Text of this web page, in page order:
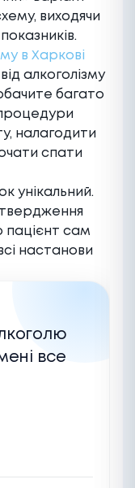
виходячи
в Харкові
алкоголізму
багато
налагодити
спати
унікальний.
сам
настанови
все